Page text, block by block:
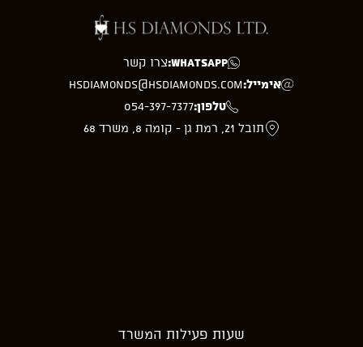
WhatsApp: צרו קשר
אימייל:hsdiamonds@hsdiamonds.com
טלפון:054-397-7377
תובל 21, רמת גן - קומה 8, משרד 68
שעות פעילות המשרד